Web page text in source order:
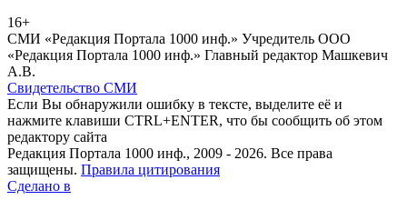
16+
СМИ «Редакция Портала 1000 инф.» Учредитель ООО
«Редакция Портала 1000 инф.» Главный редактор Машкевич
А.В.
Свидетельство СМИ
Если Вы обнаружили ошибку в тексте, выделите её и
нажмите клавиши CTRL+ENTER, что бы сообщить об этом
редактору сайта
Редакция Портала 1000 инф., 2009 - 2026. Все права
защищены. Правила цитирования
Сделано в